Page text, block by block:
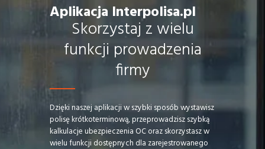
Aplikacja Interpolisa.pl
Skorzystaj z wielu
funkcji prowadzenia
firmy
Dzięki naszej aplikacji w szybki sposób wystawisz
polisę krótkoterminową, przeprowadzisz szybką
kalkulacje ubezpieczenia OC oraz skorzystasz w
wielu funkcji dostępnych dla zarejestrowanego